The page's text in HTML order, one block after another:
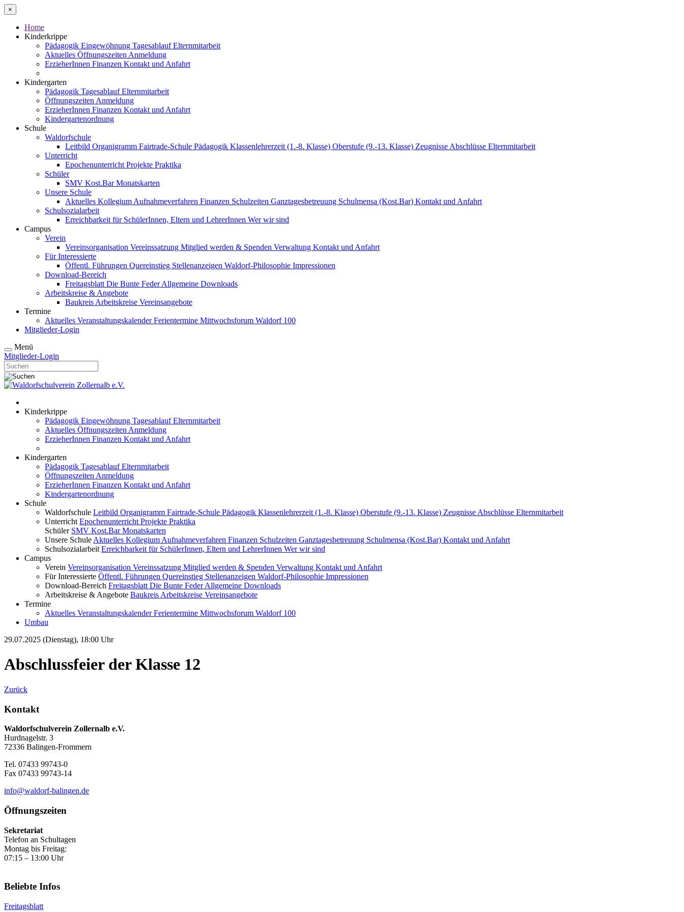
×
Home
Kinderkrippe
Pädagogik Eingewöhnung TagesablaufElternmitarbeit
Aktuelles Öffnungszeiten Anmeldung
ErzieherInnen Finanzen Kontakt und Anfahrt
Kindergarten
Pädagogik TagesablaufElternmitarbeit
Öffnungszeiten Anmeldung
ErzieherInnen Finanzen Kontakt und Anfahrt
Kindergartenordnung
Schule
Waldorfschule
Leitbild Organigramm Fairtrade-Schule Pädagogik Klassenlehrerzeit (1.-8. Klasse) Oberstufe (9.-13. Klasse) Zeugnisse Abschlüsse Elternmitarbeit
Unterricht
Epochenunterricht Projekte Praktika
Schüler
SMV Kost.BarMonatskarten
Unsere Schule
Aktuelles Kollegium Aufnahmeverfahren Finanzen Schulzeiten Ganztagesbetreuung Schulmensa (Kost.Bar) Kontakt und Anfahrt
Schulsozialarbeit
Erreichbarkeit für SchülerInnen, Eltern und LehrerInnen Wer wir sind
Campus
Verein
Vereinsorganisation Vereinssatzung Mitglied werden & Spenden Verwaltung Kontakt und Anfahrt
Für Interessierte
Öffentl. Führungen Quereinstieg Stellenanzeigen Waldorf-Philosophie Impressionen
Download-Bereich
Freitagsblatt Die Bunte FederAllgemeine Downloads
Arbeitskreise & Angebote
Baukreis Arbeitskreise Vereinsangebote
Termine
Aktuelles VeranstaltungskalenderFerientermine Mittwochsforum Waldorf 100
Mitglieder-Login
Menü
Mitglieder-Login
Kinderkrippe
Pädagogik Eingewöhnung TagesablaufElternmitarbeit
Aktuelles Öffnungszeiten Anmeldung
ErzieherInnen Finanzen Kontakt und Anfahrt
Kindergarten
Pädagogik TagesablaufElternmitarbeit
Öffnungszeiten Anmeldung
ErzieherInnen Finanzen Kontakt und Anfahrt
Kindergartenordnung
Schule
Waldorfschule Leitbild Organigramm Fairtrade-Schule Pädagogik Klassenlehrerzeit (1.-8. Klasse) Oberstufe (9.-13. Klasse) Zeugnisse Abschlüsse Elternmitarbeit
Unterricht Epochenunterricht Projekte Praktika
Schüler SMV Kost.BarMonatskarten
Unsere Schule Aktuelles Kollegium Aufnahmeverfahren Finanzen Schulzeiten Ganztagesbetreuung Schulmensa (Kost.Bar) Kontakt und Anfahrt
Schulsozialarbeit Erreichbarkeit für SchülerInnen, Eltern und LehrerInnen Wer wir sind
Campus
Verein Vereinsorganisation Vereinssatzung Mitglied werden & Spenden Verwaltung Kontakt und Anfahrt
Für Interessierte Öffentl. Führungen Quereinstieg Stellenanzeigen Waldorf-Philosophie Impressionen
Download-Bereich Freitagsblatt Die Bunte FederAllgemeine Downloads
Arbeitskreise & Angebote Baukreis Arbeitskreise Vereinsangebote
Termine
Aktuelles VeranstaltungskalenderFerientermine Mittwochsforum Waldorf 100
Umbau
29.07.2025 (Dienstag), 18:00 Uhr
Abschlussfeier der Klasse 12
Zurück
Kontakt
Waldorfschulverein Zollernalb e.V.
Hurdnagelstr. 3
72336 Balingen-Frommern
Tel. 07433 99743-0
Fax 07433 99743-14
info@waldorf-balingen.de
Öffnungszeiten
Sekretariat
Telefon an Schultagen
Montag bis Freitag:
07:15 – 13:00 Uhr
Beliebte Infos
Freitagsblatt